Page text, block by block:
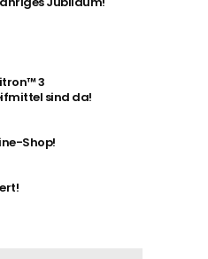
3
sind da!
Shop!